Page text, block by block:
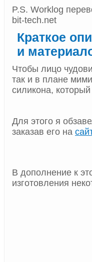
P.S. Worklog
bit-tech.net
Краткое
и
Чтобы лицо
так и в плане
силикона,
Для этого я
заказав его на
В дополнение к
изготовления